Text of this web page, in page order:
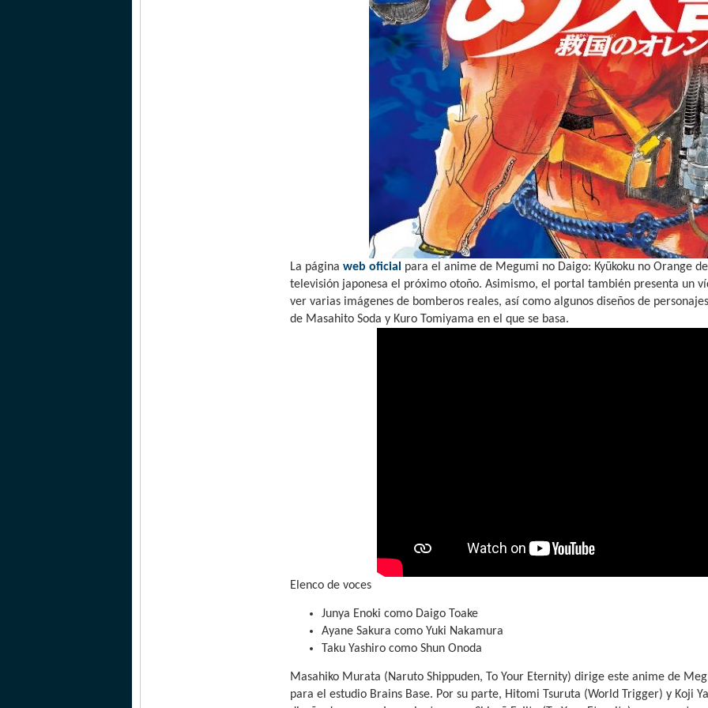
La páginaweb oficial
para el anime de Megumi no Daigo: Kyūkoku no Orange
televisión japonesa el próximo otoño. Asimismo, el portal también presenta un
ver varias imágenes de bomberos reales, así como algunos diseños de
de Masahito Soda y Kuro Tomiyama en el que se basa.
Elenco de voces
Junya Enoki como Daigo Toake
Ayane Sakura como Yuki Nakamura
Taku Yashiro como Shun Onoda
Masahiko Murata (Naruto Shippuden, To Your Eternity) dirige este anime de
para el estudio Brains Base. Por su parte, Hitomi Tsuruta (World Trigger) y Koji